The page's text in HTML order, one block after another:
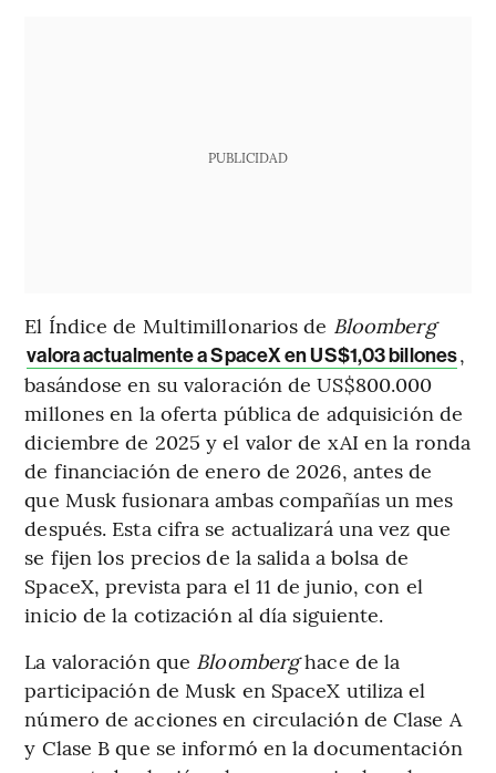
PUBLICIDAD
El Índice de Multimillonarios de Bloomberg
valora actualmente a SpaceX en US$1,03 billones,
basándose en su valoración de US$800.000
millones en la oferta pública de adquisición de
diciembre de 2025 y el valor de xAI en la ronda
de financiación de enero de 2026, antes de
que Musk fusionara ambas compañías un mes
después. Esta cifra se actualizará una vez que
se fijen los precios de la salida a bolsa de
SpaceX, prevista para el 11 de junio, con el
inicio de la cotización al día siguiente.
La valoración que Bloomberghace de la
participación de Musk en SpaceX utiliza el
número de acciones en circulación de Clase A
y Clase B que se informó en la documentación